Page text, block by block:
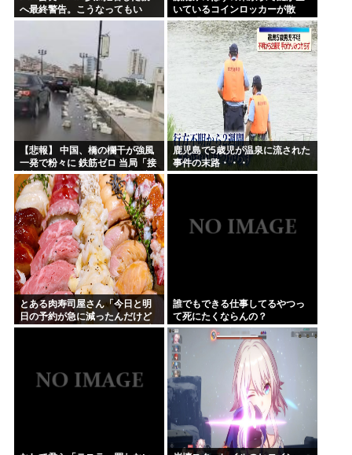
へ最終警告。こうなってもい
い？」
いているコインロッカーが散
見、「ラッキー」と思って中を
確認してみると……
【悲報】 中国、橋の欄干が強風
一発で粉々に 鉄筋ゼロ 当局「接
着剤でくっつけただけ」「正常
で、品質問題はない」
鹿児島で5歳児が温泉に流された
事件の末路・・・
とある肉寿司屋さん「今日と明
日の予約が急に減ったんだけど
なんで！？」 → 最悪の原因が判
誰でもできる仕事してるやつっ
て死にたくならんの？